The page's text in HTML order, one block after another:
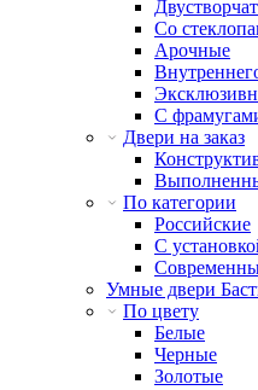
Со
Арочные
С
Двери на заказ
По категории
Российские
С
Умные двери
По цвету
Белые
Черные
Золотые